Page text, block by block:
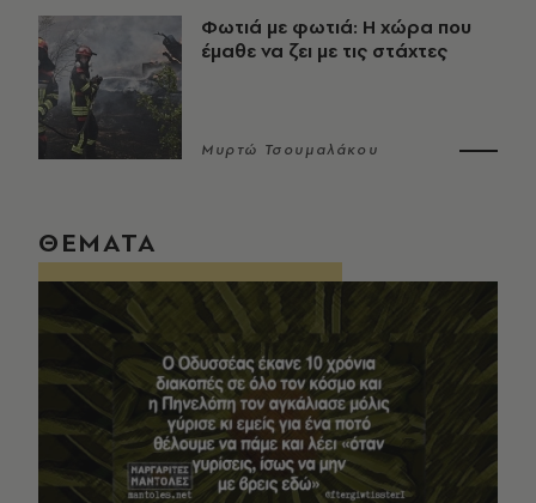
Φωτιά με φωτιά: Η χώρα που
έμαθε να ζει με τις στάχτες
Μυρτώ Τσουμαλάκου
ΘΕΜΑΤΑ